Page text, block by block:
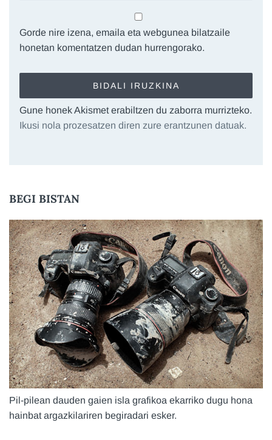
Gorde nire izena, emaila eta webgunea bilatzaile
honetan komentatzen dudan hurrengorako.
Gune honek Akismet erabiltzen du zaborra murrizteko.
Ikusi nola prozesatzen diren zure erantzunen datuak.
BEGI BISTAN
Pil-pilean dauden gaien isla grafikoa ekarriko dugu hona
hainbat argazkilariren begiradari esker.